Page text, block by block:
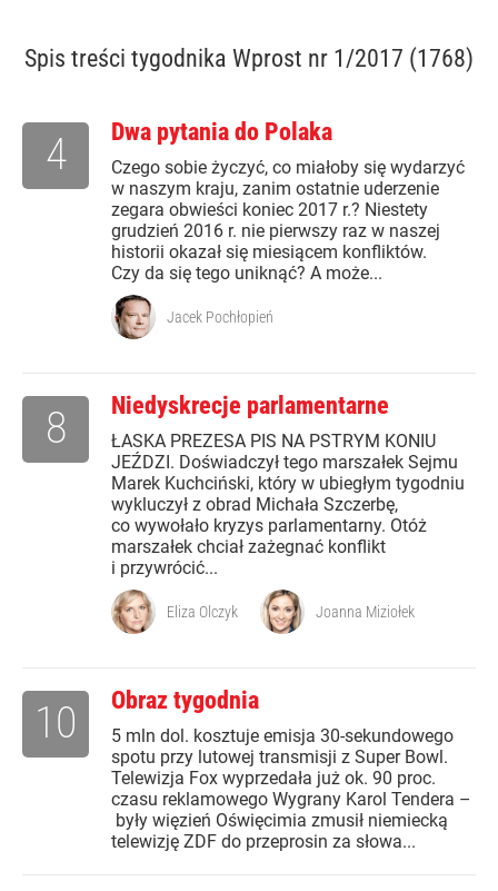
Spis treści tygodnika Wprost nr 1/2017 (1768)
Dwa pytania do Polaka
Czego sobie życzyć, co miałoby się wydarzyć
w naszym kraju, zanim ostatnie uderzenie
zegara obwieści koniec 2017 r.? Niestety
grudzień 2016 r. nie pierwszy raz w naszej
historii okazał się miesiącem konfliktów.
Czy da się tego uniknąć? A może...
4
Jacek Pochłopień
Niedyskrecje parlamentarne
ŁASKA PREZESA PIS NA PSTRYM KONIU
JEŹDZI. Doświadczył tego marszałek Sejmu
Marek Kuchciński, który w ubiegłym tygodniu
wykluczył z obrad Michała Szczerbę,
co wywołało kryzys parlamentarny. Otóż
marszałek chciał zażegnać konflikt
i przywrócić...
8
Eliza Olczyk Joanna Miziołek
Obraz tygodnia
5 mln dol. kosztuje emisja 30-sekundowego
spotu przy lutowej transmisji z Super Bowl.
Telewizja Fox wyprzedała już ok. 90 proc.
czasu reklamowego Wygrany Karol Tendera –
były więzień Oświęcimia zmusił niemiecką
telewizję ZDF do przeprosin za słowa...
10